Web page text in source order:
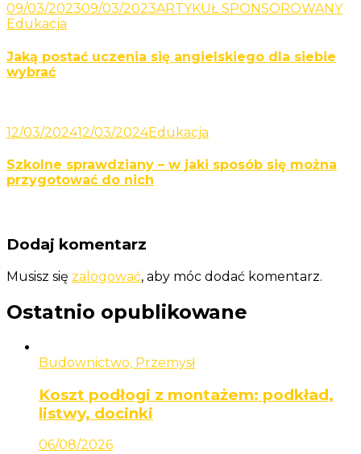
09/03/202309/03/2023ARTYKUŁ SPONSOROWANY
Edukacja
Jaką postać uczenia się angielskiego dla siebie
wybrać
12/03/202412/03/2024Edukacja
Szkolne sprawdziany – w jaki sposób się można
przygotować do nich
Dodaj komentarz
Musisz się zalogować, aby móc dodać komentarz.
Ostatnio opublikowane
Budownictwo, Przemysł
Koszt podłogi z montażem: podkład,
listwy, docinki
06/08/2026